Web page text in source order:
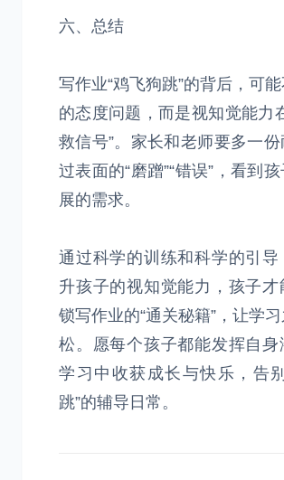
六、总结
写作业“鸡飞狗跳”的背后，可
的态度问题，而是视知觉能力
救信号”。家长和老师要多一
过表面的“磨蹭”“错误”，看到
展的需求。
通过科学的训练和科学的引导
升孩子的视知觉能力，孩子才
锁写作业的“通关秘籍”，让学
松。愿每个孩子都能发挥自身
学习中收获成长与快乐，告
跳”的辅导日常。